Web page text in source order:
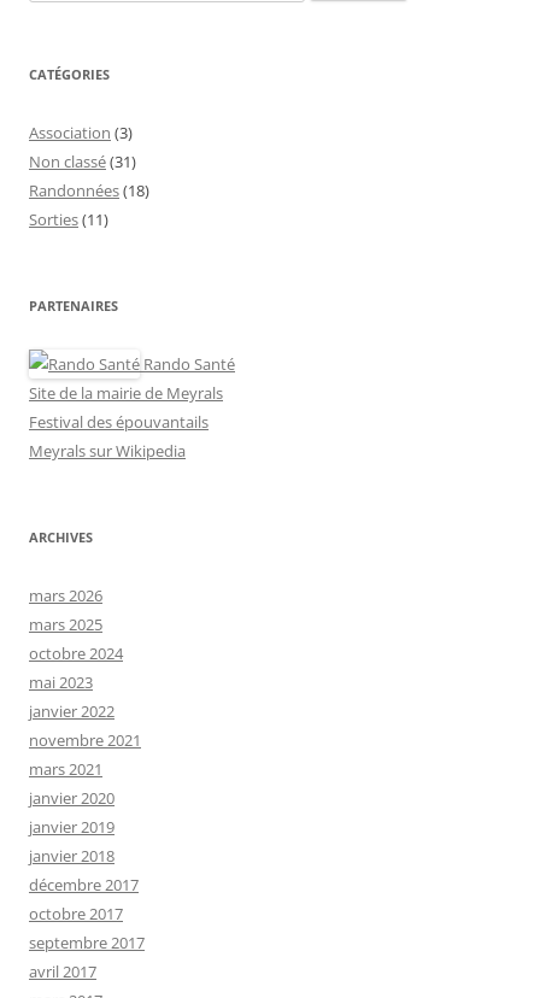
CATÉGORIES
Association (3)
Non classé(31)
Randonnées(18)
Sorties(11)
PARTENAIRES
Rando Santé
Site de la mairie de Meyrals
Festival des épouvantails
Meyrals sur Wikipedia
ARCHIVES
mars 2026
mars 2025
octobre 2024
mai 2023
janvier 2022
novembre 2021
mars 2021
janvier 2020
janvier 2019
janvier 2018
décembre 2017
octobre 2017
septembre 2017
avril 2017